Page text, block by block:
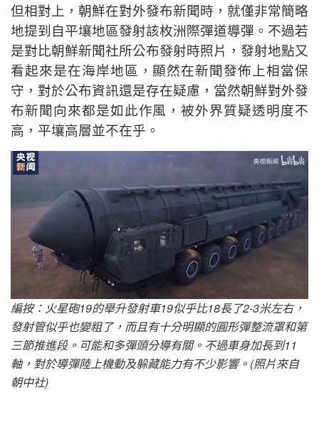
但相對上，朝鮮在對外發布新聞時，就僅非常簡略
地提到自平壤地區發射該枚洲際彈道導彈。不過若
是對比朝鮮新聞社所公布發射時照片，發射地點又
看起來是在海岸地區，顯然在新聞發佈上相當保
守，對於公布資訊還是存在疑慮，當然朝鮮對外發
布新聞向來都是如此作風，被外界質疑透明度不
高，平壤高層並不在乎。
編按：火星砲19的舉升發射車19似乎比18長了2-3米左右，
發射管似乎也變粗了，而且有十分明顯的圓形彈整流罩和第
三節推進段。可能和多彈頭分導有關。不過車身加長到11
軸，對於導彈陸上機動及躲藏能力有不少影響。(照片來自
朝中社)